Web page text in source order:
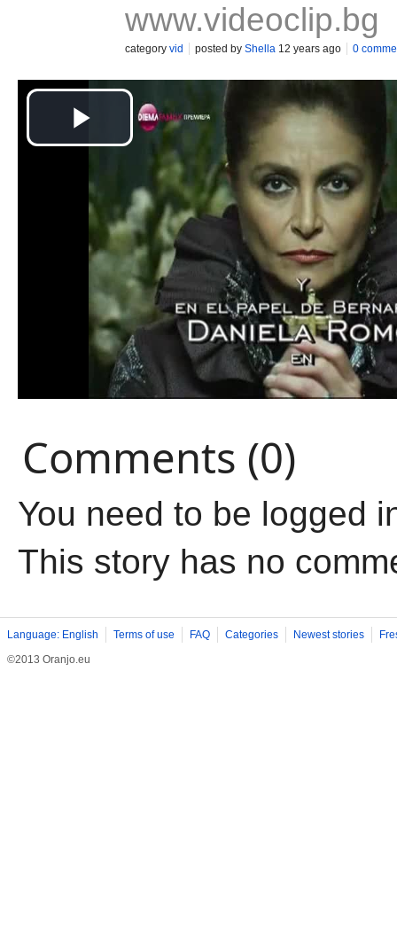
www.videoclip.bg
category vid posted by Shella 12 years ago 0
Comments (0)
You need to be logged
This story has no
Language: English Terms of use FAQ Categories Newest stories
©2013 Oranjo.eu